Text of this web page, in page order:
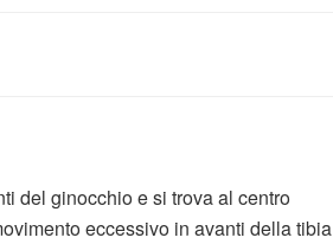
del ginocchio e si trova al centro
eccessivo in avanti della tibia